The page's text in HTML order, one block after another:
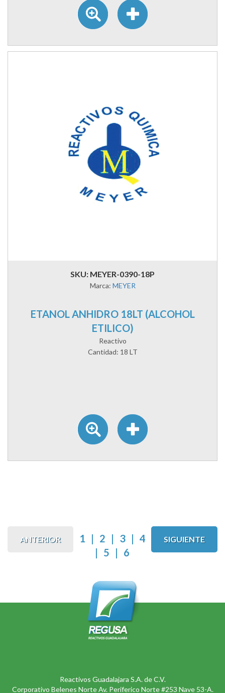
SKU: MEYER-0390-18P
Marca: MEYER
ETANOL ANHIDRO 18LT (ALCOHOL
ETILICO)
Reactivo
Cantidad: 18 LT
ANTERIOR 1 | 2 | 3 | 4
| 5 | 6
SIGUIENTE
Reactivos Guadalajara S.A. de C.V.
Corporativo Belenes Norte Av. Periferico Norte #253 Nave 53-A.